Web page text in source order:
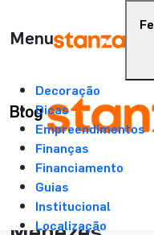
Blog
Menu
Decoração
Dicas
Empreendimentos
Finanças
Financiamento
Guias
Institucional
Localização
04/04/2024
Decoração
6 min.
Papo com